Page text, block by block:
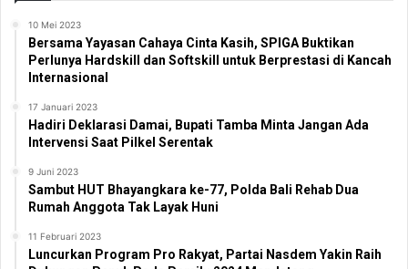
10 Mei 2023
Bersama Yayasan Cahaya Cinta Kasih, SPIGA Buktikan
Perlunya Hardskill dan Softskill untuk Berprestasi di Kancah
Internasional
17 Januari 2023
Hadiri Deklarasi Damai, Bupati Tamba Minta Jangan Ada
Intervensi Saat Pilkel Serentak
9 Juni 2023
Sambut HUT Bhayangkara ke-77, Polda Bali Rehab Dua
Rumah Anggota Tak Layak Huni
11 Februari 2023
Luncurkan Program Pro Rakyat, Partai Nasdem Yakin Raih